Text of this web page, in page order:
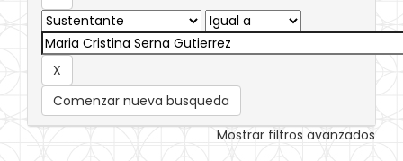
Comenzar nueva busqueda
Mostrar filtros avanzados